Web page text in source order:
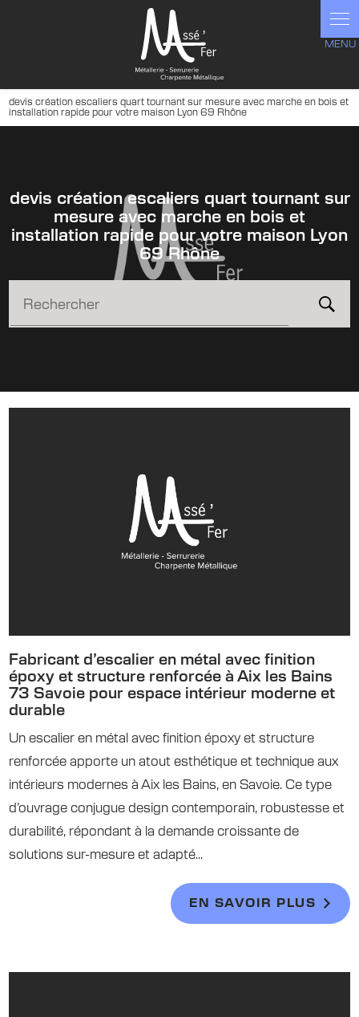
devis création escaliers quart tournant sur mesure avec marche en bois et
installation rapide pour votre maison Lyon 69 Rhône
devis création escaliers quart tournant sur
mesure avec marche en bois et
installation rapide pour votre maison Lyon
69 Rhône
Rechercher
Fabricant d’escalier en métal avec finition
époxy et structure renforcée à Aix les Bains
73 Savoie pour espace intérieur moderne et
durable
Un escalier en métal avec finition époxy et structure
renforcée apporte un atout esthétique et technique aux
intérieurs modernes à Aix les Bains, en Savoie. Ce type
d’ouvrage conjugue design contemporain, robustesse et
durabilité, répondant à la demande croissante de
solutions sur-mesure et adapté...
EN SAVOIR PLUS
Panneau de gestion des cookies